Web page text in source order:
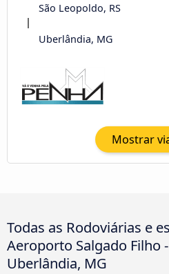
São Leopoldo, RS
Uberlândia, MG
Mostrar
Todas as Rodoviárias e
Aeroporto Salgado Filho
Uberlândia, MG